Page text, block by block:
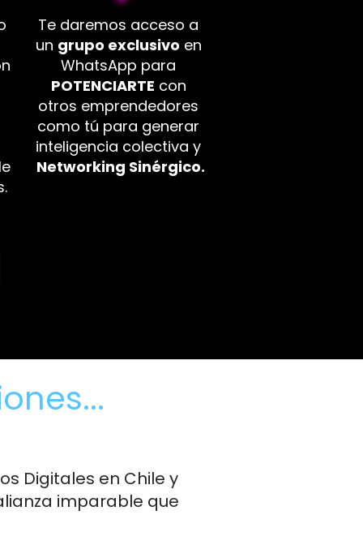
Te daremos acceso a
un grupo exclusivo en
POTENCIARTE con
otros emprendedores
como tú para generar
Networking Sinérgico.
Digitales en Chile y
imparable que